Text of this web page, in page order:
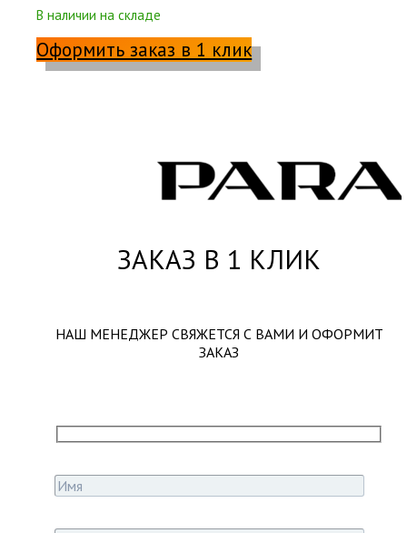
В наличии на складе
Оформить заказ в 1 клик
ЗАКАЗ В 1 КЛИК
НАШ МЕНЕДЖЕР СВЯЖЕТСЯ С ВАМИ И ОФОРМИТ
ЗАКАЗ